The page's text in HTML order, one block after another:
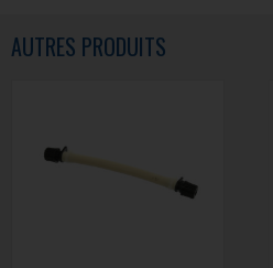
AUTRES PRODUITS